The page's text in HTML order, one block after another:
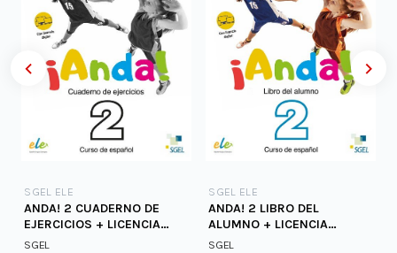
SGEL ELE
ANDA! 2 CUADERNO DE
EJERCICIOS + LICENCIA
DIGITAL
SGEL
SGEL ELE
ANDA! 2 LIBRO DEL
ALUMNO + LICENCIA
DIGITAL
SGEL